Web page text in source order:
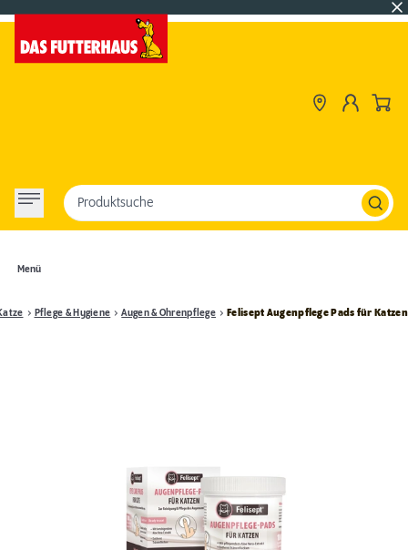
Menü
Produktsuche
Pflege & Hygiene Augen & Ohrenpflege Felisept Augenpflege Pads für Katzen